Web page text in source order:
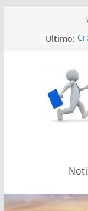
Ultimo:
Il